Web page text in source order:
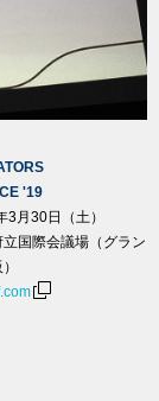
'19
3月30日（土）
国際会議場（グラン